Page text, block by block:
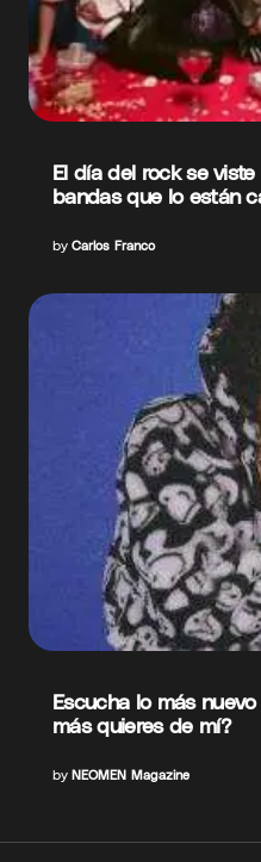
El día del rock se
bandas que lo están
by Carlos Franco
Escucha lo más
más quieres de mí?
by NEOMEN Magazine